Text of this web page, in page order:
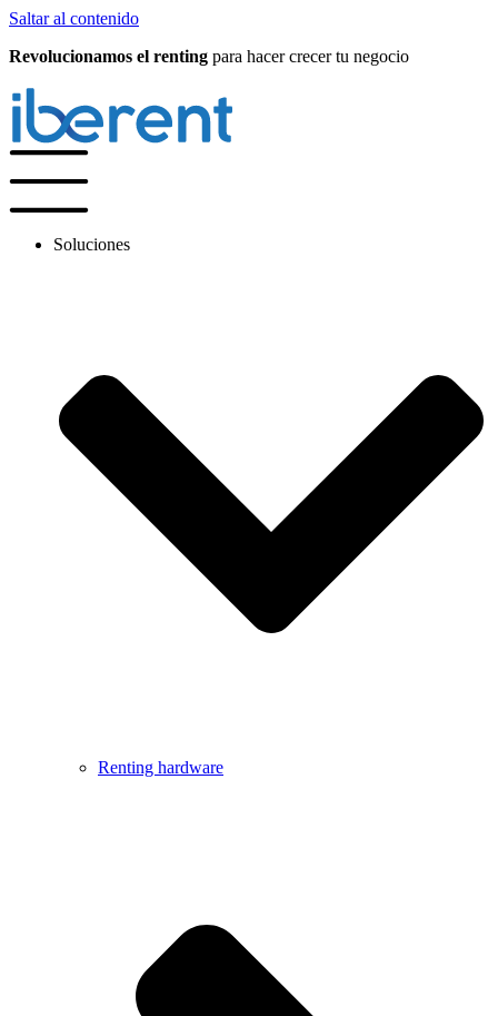
Saltar al contenido
Revolucionamos el renting para hacer crecer tu negocio
Soluciones
Renting hardware